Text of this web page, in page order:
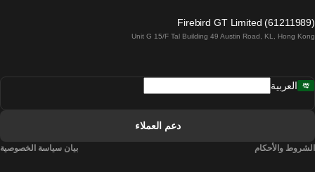
قطارات من لشبونة إلى مدريد
Firebird GT Limited (61211989)
Unit G 15/F Tal Building 49 Austin Road, KL, Hong Kong
العربية
دعم العملاء
الشروط والأحكام بيان سياسة الخصوصية